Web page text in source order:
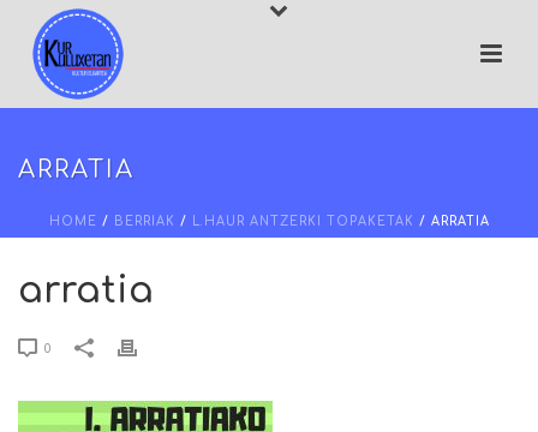
ARRATIA
HOME / BERRIAK / L.HAUR ANTZERKI TOPAKETAK / ARRATIA
arratia
0